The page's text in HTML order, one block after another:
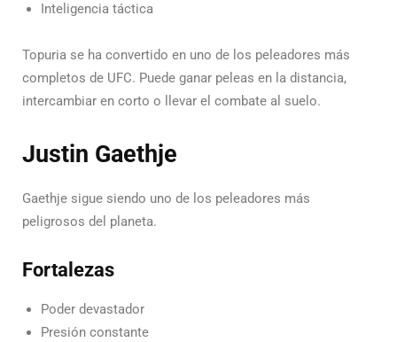
Inteligencia táctica
Topuria se ha convertido en uno de los peleadores más
completos de UFC. Puede ganar peleas en la distancia,
intercambiar en corto o llevar el combate al suelo.
Justin Gaethje
Gaethje sigue siendo uno de los peleadores más
peligrosos del planeta.
Fortalezas
Poder devastador
Presión constante